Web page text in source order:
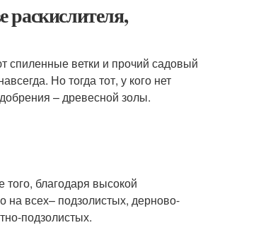
раскислителя,
спиленные ветки и прочий садовый
Но тогда тот, у кого нет
– древесной золы.
того, благодаря высокой
на всех– подзолистых, дерново-
подзолистых.